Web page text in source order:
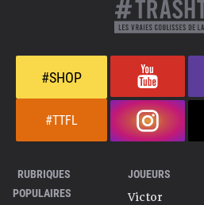
#SHOP
#TTFL
RUBRIQUES
POPULAIRES
JOUEURS
Victor